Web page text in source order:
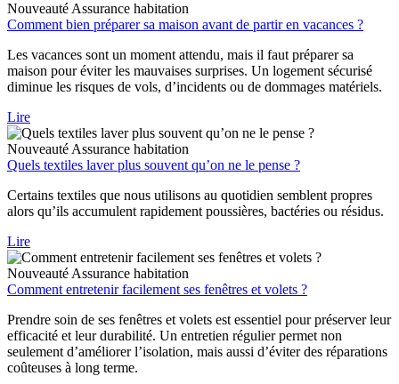
Nouveauté Assurance habitation
Comment bien préparer sa maison avant de partir en vacances ?
Les vacances sont un moment attendu, mais il faut préparer sa
maison pour éviter les mauvaises surprises. Un logement sécurisé
diminue les risques de vols, d’incidents ou de dommages matériels.
Lire
Nouveauté Assurance habitation
Quels textiles laver plus souvent qu’on ne le pense ?
Certains textiles que nous utilisons au quotidien semblent propres
alors qu’ils accumulent rapidement poussières, bactéries ou résidus.
Lire
Nouveauté Assurance habitation
Comment entretenir facilement ses fenêtres et volets ?
Prendre soin de ses fenêtres et volets est essentiel pour préserver leur
efficacité et leur durabilité. Un entretien régulier permet non
seulement d’améliorer l’isolation, mais aussi d’éviter des réparations
coûteuses à long terme.